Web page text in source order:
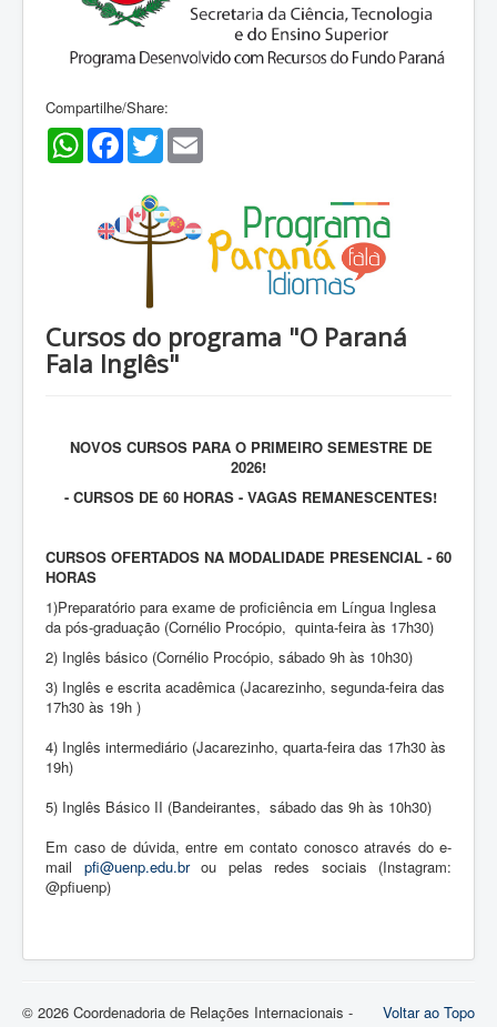
Compartilhe/Share:
WhatsAppFacebookTwitter
Cursos do programa "O Paraná
Fala Inglês"
NOVOS CURSOS PARA O PRIMEIRO SEMESTRE DE
2026!
- CURSOS DE 60 HORAS - VAGAS REMANESCENTES!
CURSOS OFERTADOS NA MODALIDADE PRESENCIAL - 60
HORAS
1)Preparatório para exame de proficiência em Língua Inglesa
da pós-graduação (Cornélio Procópio, quinta-feira às 17h30)
2) Inglês básico (Cornélio Procópio, sábado 9h às 10h30)
3) Inglês e escrita acadêmica (Jacarezinho, segunda-feira das
17h30 às 19h )
4) Inglês intermediário (Jacarezinho, quarta-feira das 17h30 às
19h)
5) Inglês Básico II (Bandeirantes, sábado das 9h às 10h30)
Em caso de dúvida, entre em contato conosco através do e-
mail pfi@uenp.edu.brou pelas redes sociais (Instagram:
@pfiuenp)
Voltar ao Topo
© 2026 Coordenadoria de Relações Internacionais -